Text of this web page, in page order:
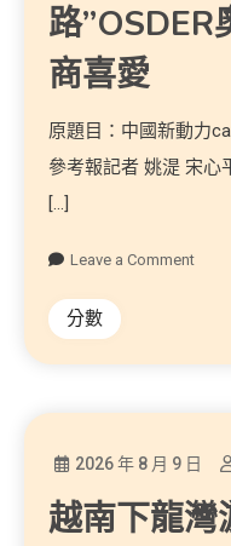
路
商喜愛
原題目：中國新動力
參考報記者 姚湜 宋心
[…]
Leave a Comment
分數
2026 年 8 月 9 日
越南下龍灣